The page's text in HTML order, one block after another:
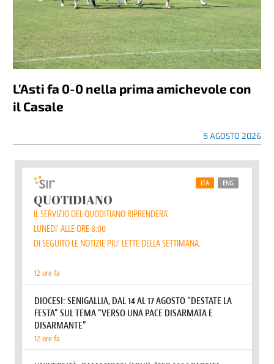
L’Asti fa 0-0 nella prima amichevole con
il Casale
5 AGOSTO 2026